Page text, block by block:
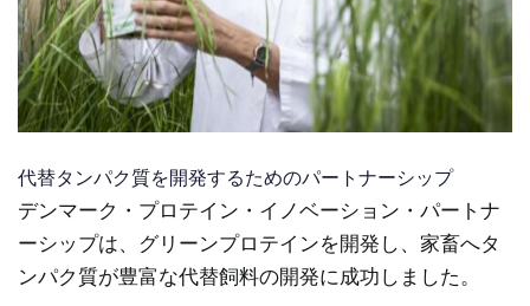
代替タンパク質を開発するためのパートナーシップ
デンマーク・プロテイン・イノベーション・パートナ
ーシップは、グリーンプロテインを開発し、家畜へタ
ンパク質が豊富な代替飼料の開発に成功しました。